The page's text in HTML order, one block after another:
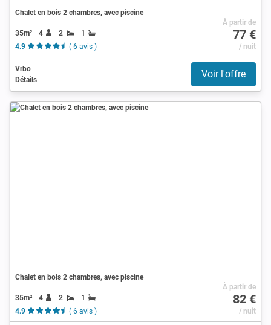
Chalet en bois 2 chambres, avec piscine
35m² 4 2
1
4.9
( 6 avis )
À partir de
77 €
/ nuit
Vrbo
Détails
Voir l'offre
Chalet en bois 2 chambres, avec piscine
35m² 4 2
1
4.9
( 6 avis )
À partir de
82 €
/ nuit